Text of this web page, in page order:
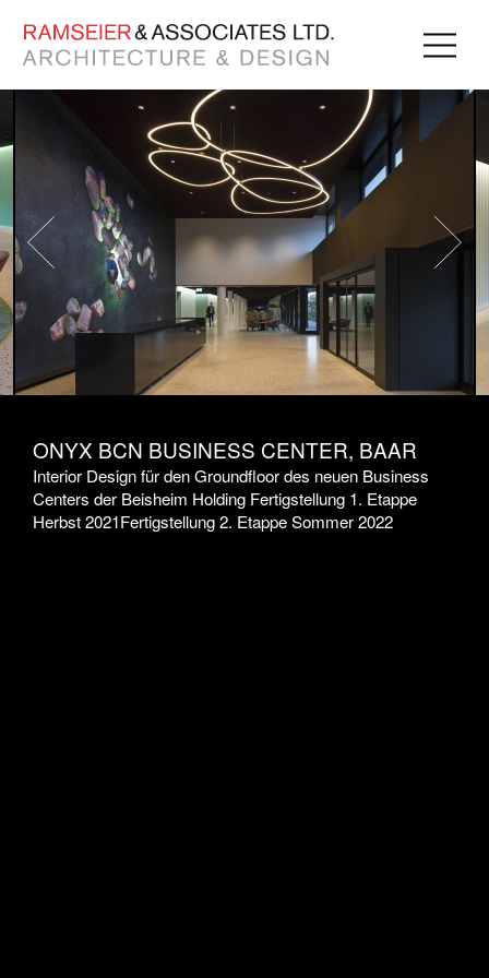
ONYX BCN BUSINESS CENTER, BAAR
Interior Design für den Groundfloor des neuen Business
Centers der Beisheim Holding Fertigstellung 1. Etappe
Herbst 2021Fertigstellung 2. Etappe Sommer 2022